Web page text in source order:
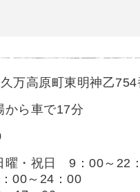
万高原町東明神乙754
から車で17分
曜・祝日 9：00～22
00～24：00